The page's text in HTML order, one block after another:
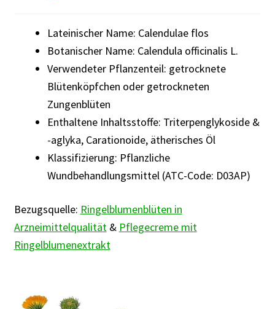
Lateinischer Name: Calendulae flos
Botanischer Name: Calendula officinalis L.
Verwendeter Pflanzenteil: getrocknete
Blütenköpfchen oder getrockneten
Zungenblüten
Enthaltene Inhaltsstoffe: Triterpenglykoside &
-aglyka, Carationoide, ätherisches Öl
Klassifizierung: Pflanzliche
Wundbehandlungsmittel (ATC-Code: D03AP)
Bezugsquelle: Ringelblumenblüten in
Arzneimittelqualität & Pflegecreme mit
Ringelblumenextrakt